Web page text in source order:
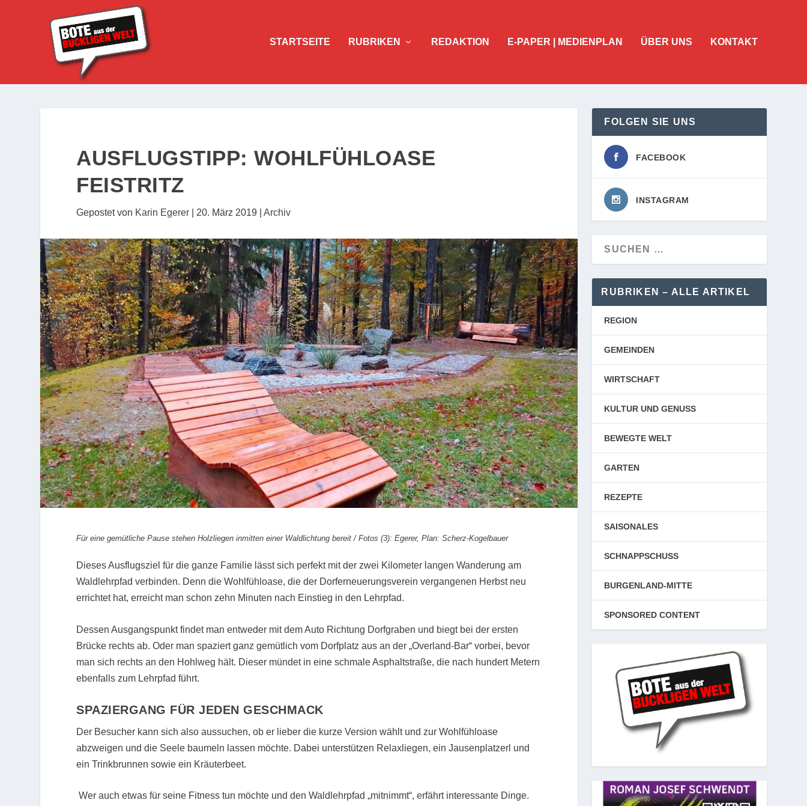
STARTSEITE RUBRIKEN REDAKTION E-PAPER | MEDIENPLAN ÜBER UNS KONTAKT
AUSFLUGSTIPP: WOHLFÜHLOASE
FEISTRITZ
Gepostet von Karin Egerer 20. März 2019 |Archiv
Für eine gemütliche Pause stehen Holzliegen inmitten einer Waldlichtung bereit / Fotos (3): Egerer, Plan: Scherz-Kogelbauer
Dieses Ausflugsziel für die ganze Familie lässt sich perfekt mit der zwei Kilometer langen Wanderung am
Waldlehrpfad verbinden. Denn die Wohlfühloase, die der Dorferneuerungsverein vergangenen Herbst neu
errichtet hat, erreicht man schon zehn Minuten nach Einstieg in den Lehrpfad.
Dessen Ausgangspunkt findet man entweder mit dem Auto Richtung Dorfgraben und biegt bei der ersten
Brücke rechts ab. Oder man spaziert ganz gemütlich vom Dorfplatz aus an der „Overland-Bar“ vorbei, bevor
man sich rechts an den Hohlweg hält. Dieser mündet in eine schmale Asphaltstraße, die nach hundert Metern
ebenfalls zum Lehrpfad führt.
SPAZIERGANG FÜR JEDEN GESCHMACK
Der Besucher kann sich also aussuchen, ob er lieber die kurze Version wählt und zur Wohlfühloase
abzweigen und die Seele baumeln lassen möchte. Dabei unterstützen Relaxliegen, ein Jausenplatzerl und
ein Trinkbrunnen sowie ein Kräuterbeet.
Wer auch etwas für seine Fitness tun möchte und den Waldlehrpfad „mitnimmt“, erfährt interessante Dinge.
FOLGEN SIE UNS
FACEBOOK
INSTAGRAM
RUBRIKEN – ALLE ARTIKEL
REGION
GEMEINDEN
WIRTSCHAFT
KULTUR UND GENUSS
BEWEGTE WELT
GARTEN
REZEPTE
SAISONALES
SCHNAPPSCHUSS
BURGENLAND-MITTE
SPONSORED CONTENT